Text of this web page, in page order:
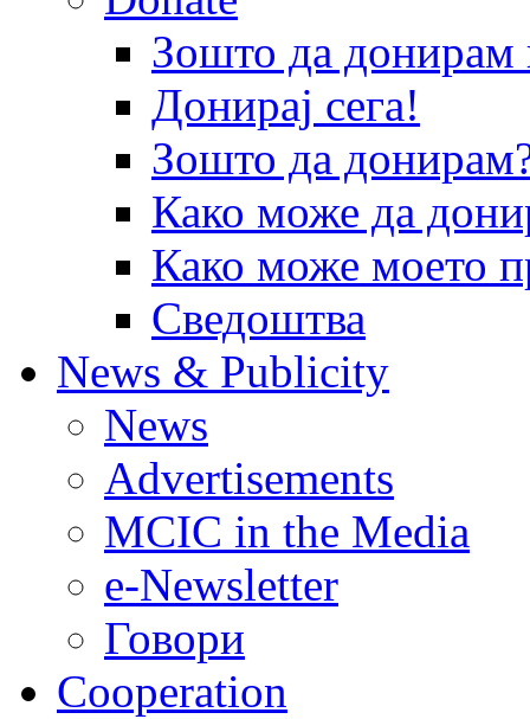
Зошто да
Донирај сега!
Зошто да
Како може да
Како може моето
Сведоштва
News & Publicity
News
Advertisements
MCIC in the Media
e-Newsletter
Говори
Cooperation